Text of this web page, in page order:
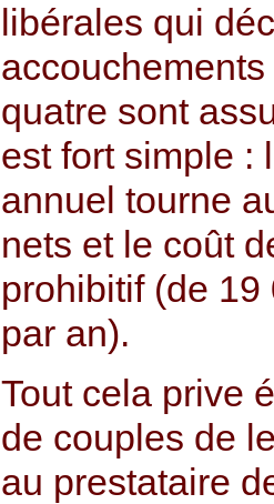
libérales qui
quatre sont
est fort simple :
annuel tourne
nets et le coût
prohibitif (de
par an).
Tout cela prive
de couples de
au prestataire